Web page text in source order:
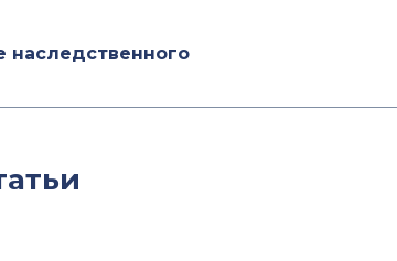
наследственного